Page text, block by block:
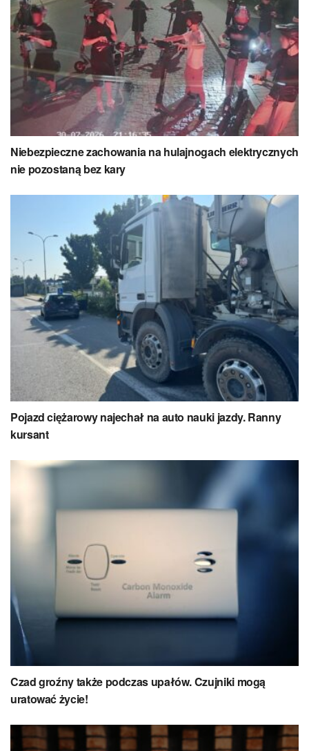
Niebezpieczne zachowania na hulajnogach elektrycznych
nie pozostaną bez kary
Pojazd ciężarowy najechał na auto nauki jazdy. Ranny
kursant
Czad groźny także podczas upałów. Czujniki mogą
uratować życie!